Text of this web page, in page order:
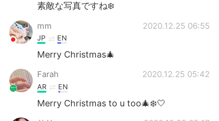
素敵な写真ですね❄️
mm 2020.12.25 06:55
JP EN
Merry Christmas🎄
Farah 2020.12.25 05:42
AR EN
Merry Christmas to u too🎄❄️🤍